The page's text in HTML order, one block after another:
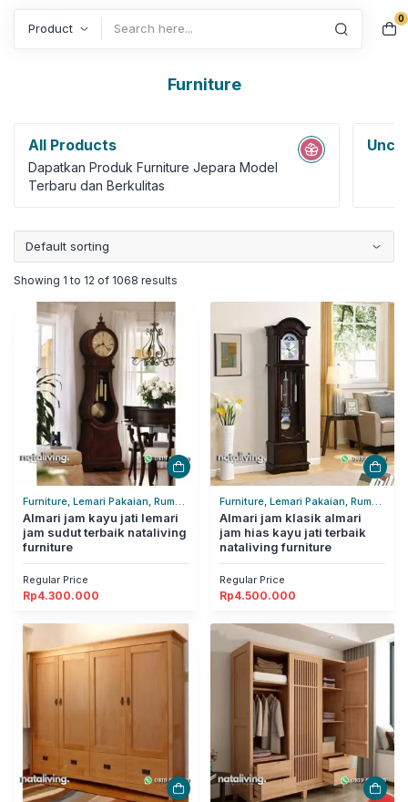
0
Furniture
All Products
Dapatkan Produk Furniture Jepara Model
Terbaru dan Berkulitas
Showing 1 to 12 of 1068 results
Furniture, Lemari Pakaian, Rumah
Tangga
Almari jam kayu jati lemari
jam sudut terbaik nataliving
furniture
Regular Price
Rp4.300.000
Furniture, Lemari Pakaian, Rumah
Tangga
Almari jam klasik almari
jam hias kayu jati terbaik
nataliving furniture
Regular Price
Rp4.500.000